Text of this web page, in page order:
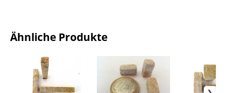
Ähnliche Produkte